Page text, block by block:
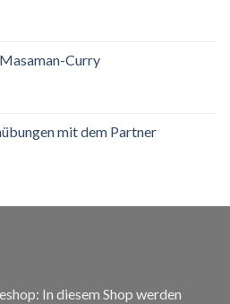
Curry
mit dem Partner
In diesem Shop werden